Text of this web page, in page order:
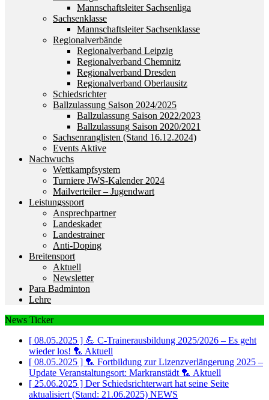
Mannschaftsleiter Sachsenliga
Sachsenklasse
Mannschaftsleiter Sachsenklasse
Regionalverbände
Regionalverband Leipzig
Regionalverband Chemnitz
Regionalverband Dresden
Regionalverband Oberlausitz
Schiedsrichter
Ballzulassung Saison 2024/2025
Ballzulassung Saison 2022/2023
Ballzulassung Saison 2020/2021
Sachsenranglisten (Stand 16.12.2024)
Events Aktive
Nachwuchs
Wettkampfsystem
Turniere JWS-Kalender 2024
Mailverteiler – Jugendwart
Leistungssport
Ansprechpartner
Landeskader
Landestrainer
Anti-Doping
Breitensport
Aktuell
Newsletter
Para Badminton
Lehre
News Ticker
[ 08.05.2025 ] 💪 C-Trainerausbildung 2025/2026 – Es geht
wieder los! 🏸 Aktuell
[ 08.05.2025 ] 🏸 Fortbildung zur Lizenzverlängerung 2025 –
Update Veranstaltungsort: Markranstädt 🏸 Aktuell
[ 25.06.2025 ] Der Schiedsrichterwart hat seine Seite
aktualisiert (Stand: 21.06.2025) NEWS